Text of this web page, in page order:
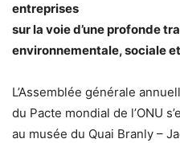
entreprises
sur la voie d’une profonde
environnementale, sociale
L’Assemblée générale
du Pacte mondial de l’ONU
au musée du Quai Branly –